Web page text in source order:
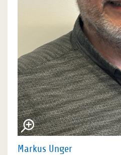
Markus Unger